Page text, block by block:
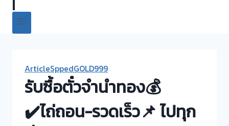
ArticleSppedGOLD999
รับซื้อตั๋วจำนำทอง💰
✔️ไถ่ถอน-รวดเร็ว📌 ไปทุก